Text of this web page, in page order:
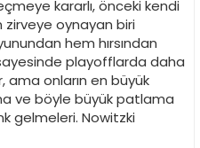
kararlı, önceki kendi
oynayan biri
hem hırsından
playofflarda daha
ama onların en büyük
ve böyle büyük patlama
gelmeleri. Nowitzki